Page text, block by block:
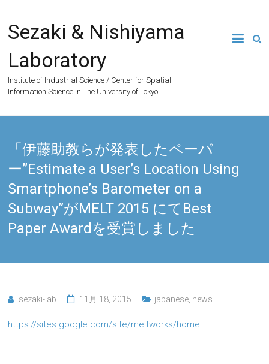
content
Sezaki & Nishiyama
Laboratory
Institute of Industrial Science / Center for Spatial
Information Science in The University of Tokyo
「伊藤助教らが発表したペーパ
ー”Estimate a User’s Location Using
Smartphone’s Barometer on a
Subway”がMELT 2015 にてBest
Paper Awardを受賞しました
sezaki-lab 11月 18, 2015 japanese news
https://sites.google.com/site/meltworks/home